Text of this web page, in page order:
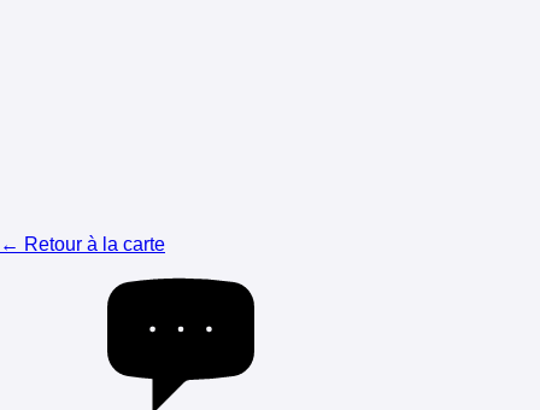
← Retour à la carte